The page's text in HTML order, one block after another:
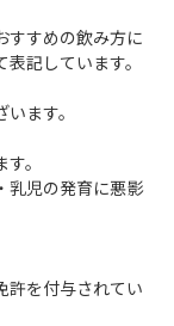
すすめの飲み方に
記しています。
ます。
。
乳児の発育に悪影
許を付与されてい